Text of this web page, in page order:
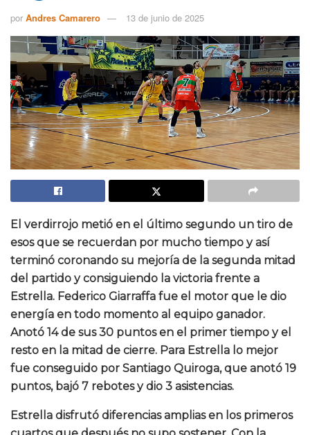
por Andres Camarero 13 de junio de 2025
El verdirrojo metió en el último segundo un tiro de
esos que se recuerdan por mucho tiempo y así
terminó coronando su mejoría de la segunda mitad
del partido y consiguiendo la victoria frente a
Estrella. Federico Giarraffa fue el motor que le dio
energía en todo momento al equipo ganador.
Anotó 14 de sus 30 puntos en el primer tiempo y el
resto en la mitad de cierre. Para Estrella lo mejor
fue conseguido por Santiago Quiroga, que anotó 19
puntos, bajó 7 rebotes y dio 3 asistencias.
Estrella disfrutó diferencias amplias en los primeros